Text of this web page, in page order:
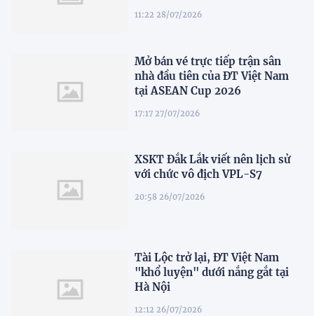
11:22 28/07/2026
Mở bán vé trực tiếp trận sân
nhà đầu tiên của ĐT Việt Nam
tại ASEAN Cup 2026
17:17 27/07/2026
XSKT Đắk Lắk viết nên lịch sử
với chức vô địch VPL-S7
20:58 26/07/2026
Tài Lộc trở lại, ĐT Việt Nam
"khổ luyện" dưới nắng gắt tại
Hà Nội
12:12 26/07/2026